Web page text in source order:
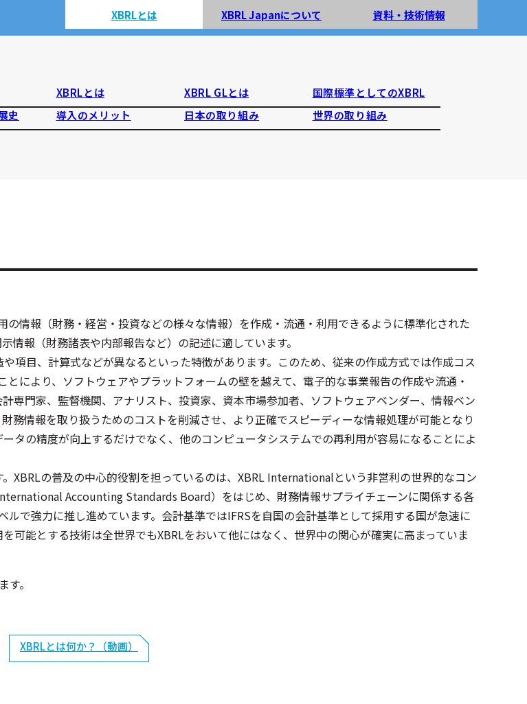
XBRLとは
XBRLとは XBRL GLとは
国際標準としてのXBRL
史
導入のメリット 日本の取り組み 世界の取り組み
XBRL Japanについて 資料・技術情報
情報（財務・経営・投資などの様々な情報）を作成・流通・利用できるように標準化された
情報（財務諸表や内部報告など）の記述に適しています。
項目、計算式などが異なるといった特徴があります。このため、従来の作成方式では作成コス
により、ソフトウェアやプラットフォームの壁を越えて、電子的な事業報告の作成や流通・
専門家、監督機関、アナリスト、投資家、資本市場参加者、ソフトウェアベンダー、情報ベン
務情報を取り扱うためのコストを削減させ、より正確でスピーディーな情報処理が可能となり
タの精度が向上するだけでなく、他のコンピュータシステムでの再利用が容易になることによ
XBRLの普及の中心的役割を担っているのは、XBRL Internationalという非営利の世界的なコン
Accounting Standards Board）をはじめ、財務情報サプライチェーンに関係する各
で強力に推し進めています。会計基準ではIFRSを自国の会計基準として採用する国が急速に
可能とする技術は全世界でもXBRLをおいて他にはなく、世界中の関心が確実に高まっていま
。
XBRLとは何か？（動画）